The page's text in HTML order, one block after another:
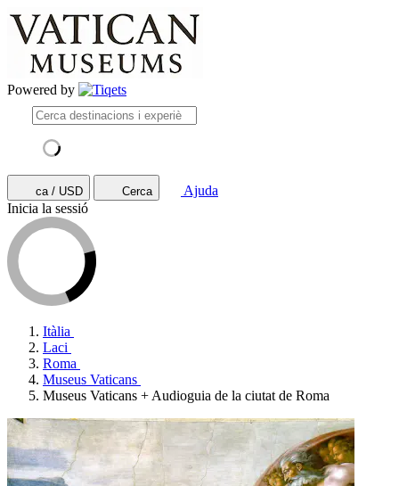
Powered by
ca / USD Cerca
Ajuda
Inicia la sessió
Itàlia
Laci
Roma
Museus Vaticans
Museus Vaticans + Audioguia de la ciutat de Roma